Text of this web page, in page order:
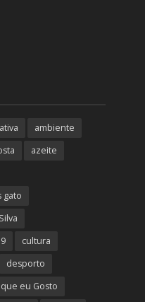
ambiente
azeite
gato
cultura
desporto
eu Gosto